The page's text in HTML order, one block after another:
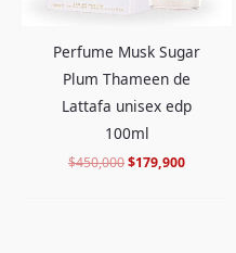
Perfume Musk Sugar
Plum Thameen de
Lattafa unisex edp
100ml
$450,000$179,900